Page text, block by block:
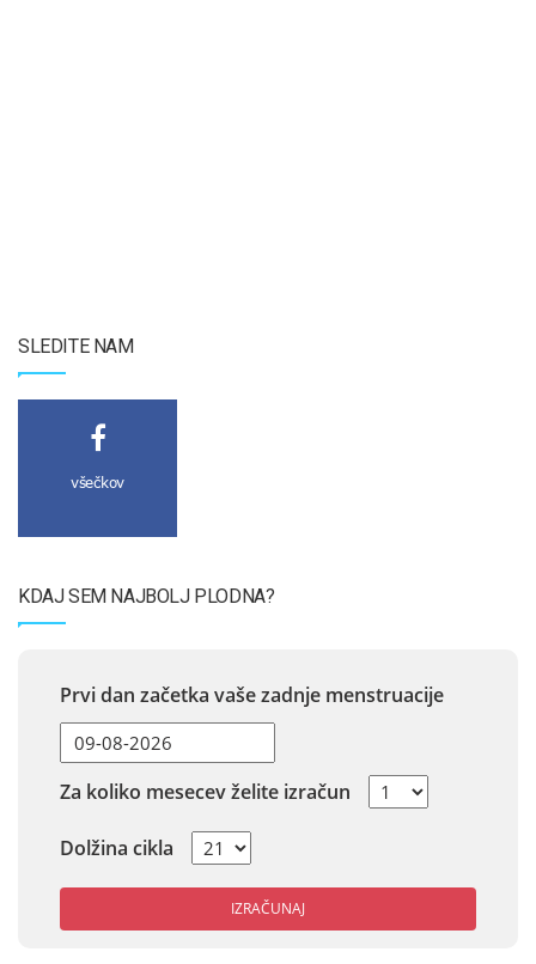
SLEDITE NAM
všečkov
KDAJ SEM NAJBOLJ PLODNA?
Prvi dan začetka vaše zadnje menstruacije
Za koliko mesecev želite izračun
Dolžina cikla
IZRAČUNAJ